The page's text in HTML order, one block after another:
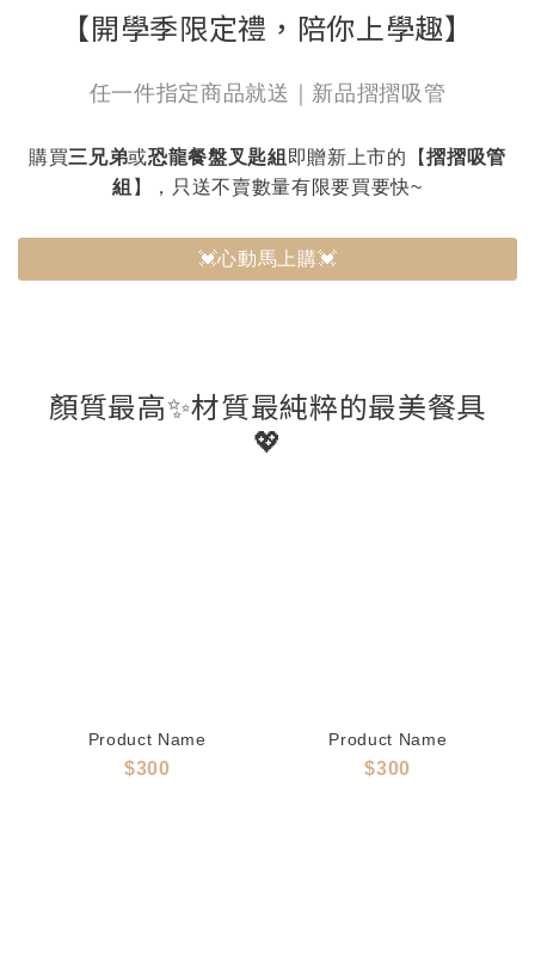
【開學季限定禮，陪你上學趣】
任一件指定商品就送｜新品摺摺吸管
購買三兄弟或恐龍餐盤叉匙組 即贈新上市的【摺摺吸管
組 】，只送不賣數量有限要買要快~
💓心動馬上購💓
顏質最高✨材質最純粹的最美餐具
💖
Product Name
$300
Product Name
$300